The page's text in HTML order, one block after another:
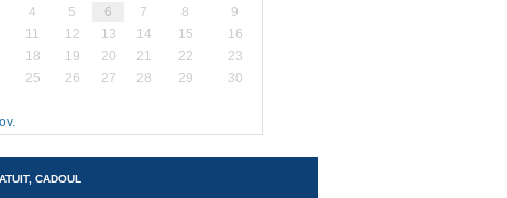
4 5 6 7 8
9
11 12 13 14 15
16
18 19 20 21 22
23
25 26 27 28 29
30
CADOUL